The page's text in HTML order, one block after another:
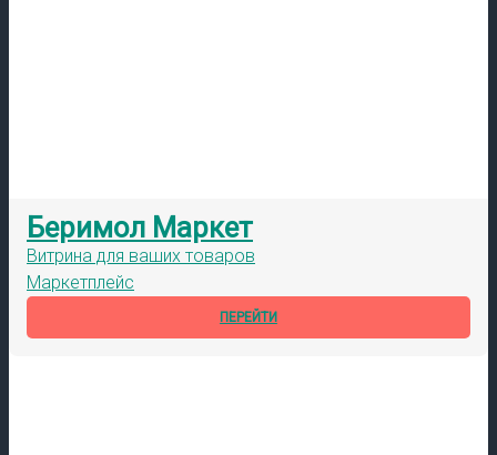
Беримол Маркет
Витрина для ваших товаров
Маркетплейс
ПЕРЕЙТИ